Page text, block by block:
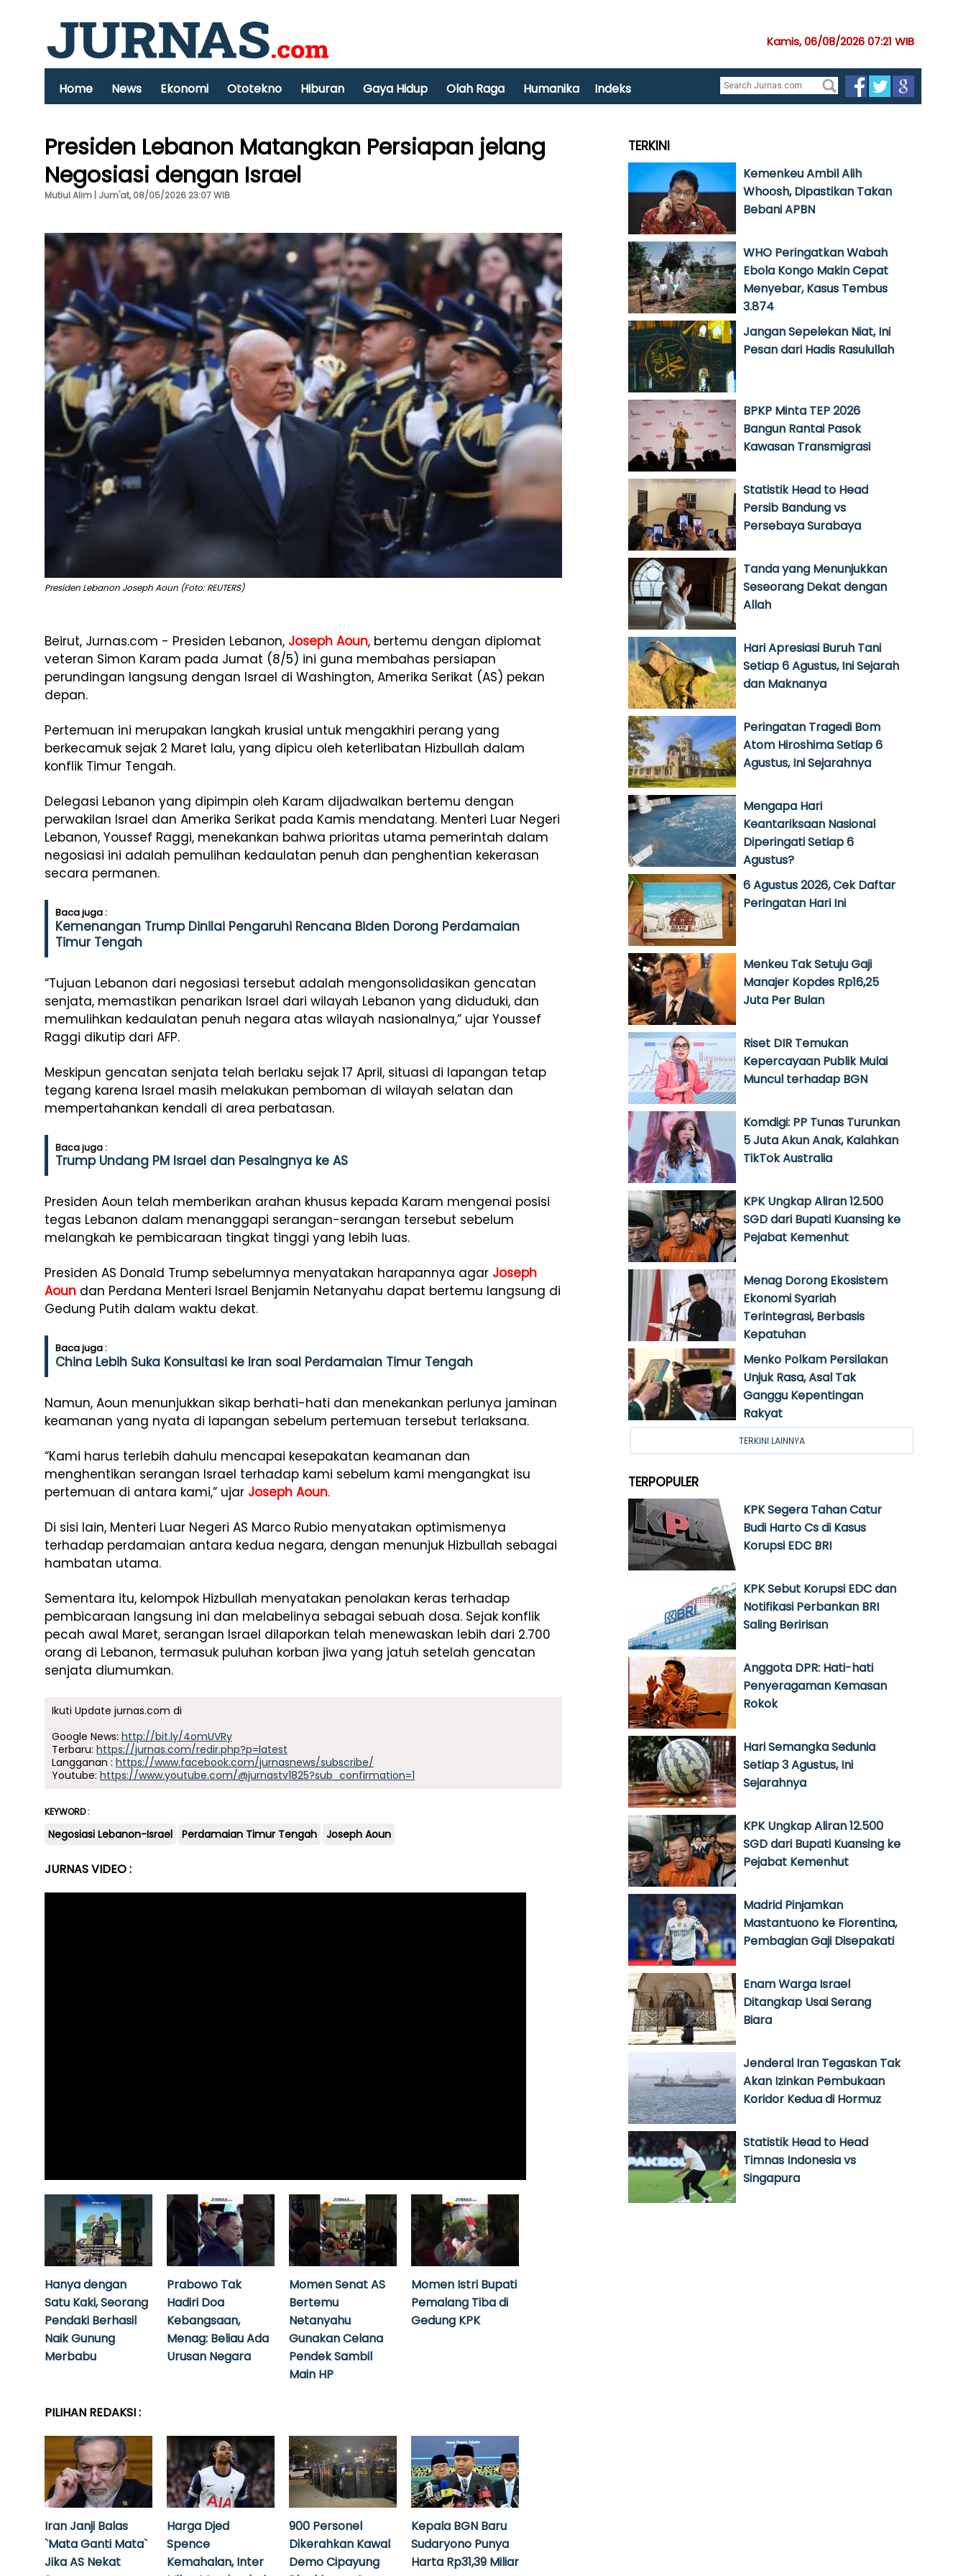
Kamis, 06/08/2026 07:21 WIB
Home News Ekonomi Ototekno Hiburan Gaya Hidup Olah Raga Humanika Indeks
Presiden Lebanon Matangkan Persiapan jelang
Negosiasi dengan Israel
Mutiul Alim | Jum'at, 08/05/2026 23:07 WIB
Presiden Lebanon Joseph Aoun (Foto: REUTERS)
Beirut, Jurnas.com - Presiden Lebanon, Joseph Aoun, bertemu dengan diplomat
veteran Simon Karam pada Jumat (8/5) ini guna membahas persiapan
perundingan langsung dengan Israel di Washington, Amerika Serikat (AS) pekan
depan.
Pertemuan ini merupakan langkah krusial untuk mengakhiri perang yang
berkecamuk sejak 2 Maret lalu, yang dipicu oleh keterlibatan Hizbullah dalam
konflik Timur Tengah.
Delegasi Lebanon yang dipimpin oleh Karam dijadwalkan bertemu dengan
perwakilan Israel dan Amerika Serikat pada Kamis mendatang. Menteri Luar Negeri
Lebanon, Youssef Raggi, menekankan bahwa prioritas utama pemerintah dalam
negosiasi ini adalah pemulihan kedaulatan penuh dan penghentian kekerasan
secara permanen.
Baca juga :
Kemenangan Trump Dinilai Pengaruhi Rencana Biden Dorong Perdamaian
Timur Tengah
“Tujuan Lebanon dari negosiasi tersebut adalah mengonsolidasikan gencatan
senjata, memastikan penarikan Israel dari wilayah Lebanon yang diduduki, dan
memulihkan kedaulatan penuh negara atas wilayah nasionalnya,” ujar Youssef
Raggi dikutip dari AFP.
Meskipun gencatan senjata telah berlaku sejak 17 April, situasi di lapangan tetap
tegang karena Israel masih melakukan pemboman di wilayah selatan dan
mempertahankan kendali di area perbatasan.
Baca juga :
Trump Undang PM Israel dan Pesaingnya ke AS
Presiden Aoun telah memberikan arahan khusus kepada Karam mengenai posisi
tegas Lebanon dalam menanggapi serangan-serangan tersebut sebelum
melangkah ke pembicaraan tingkat tinggi yang lebih luas.
Presiden AS Donald Trump sebelumnya menyatakan harapannya agar Joseph
Aoun dan Perdana Menteri Israel Benjamin Netanyahu dapat bertemu langsung di
Gedung Putih dalam waktu dekat.
Baca juga :
China Lebih Suka Konsultasi ke Iran soal Perdamaian Timur Tengah
Namun, Aoun menunjukkan sikap berhati-hati dan menekankan perlunya jaminan
keamanan yang nyata di lapangan sebelum pertemuan tersebut terlaksana.
“Kami harus terlebih dahulu mencapai kesepakatan keamanan dan
menghentikan serangan Israel terhadap kami sebelum kami mengangkat isu
pertemuan di antara kami,” ujar Joseph Aoun.
Di sisi lain, Menteri Luar Negeri AS Marco Rubio menyatakan optimismenya
terhadap perdamaian antara kedua negara, dengan menunjuk Hizbullah sebagai
hambatan utama.
Sementara itu, kelompok Hizbullah menyatakan penolakan keras terhadap
pembicaraan langsung ini dan melabelinya sebagai sebuah dosa. Sejak konflik
pecah awal Maret, serangan Israel dilaporkan telah menewaskan lebih dari 2.700
orang di Lebanon, termasuk puluhan korban jiwa yang jatuh setelah gencatan
senjata diumumkan.
Ikuti Update jurnas.com di
Google News: http://bit.ly/4omUVRy
Terbaru: https://jurnas.com/redir.php?p=latest
Langganan : https://www.facebook.com/jurnasnews/subscribe/
Youtube: https://www.youtube.com/@jurnastv1825?sub_confirmation=1
KEYWORD :
Negosiasi Lebanon-Israel Perdamaian Timur Tengah Joseph Aoun
JURNAS VIDEO :
Hanya dengan
Satu Kaki, Seorang
Pendaki Berhasil
Naik Gunung
Merbabu
Prabowo Tak
Hadiri Doa
Kebangsaan,
Menag: Beliau Ada
Urusan Negara
Momen Senat AS
Bertemu
Netanyahu
Gunakan Celana
Pendek Sambil
Main HP
Momen Istri Bupati
Pemalang Tiba di
Gedung KPK
PILIHAN REDAKSI :
Iran Janji Balas
`Mata Ganti Mata`
Jika AS Nekat
Harga Djed
Spence
Kemahalan, Inter
900 Personel
Dikerahkan Kawal
Demo Cipayung
Kepala BGN Baru
Sudaryono Punya
Harta Rp31,39 Miliar
TERKINI
Kemenkeu Ambil Alih
Whoosh, Dipastikan Takan
Bebani APBN
WHO Peringatkan Wabah
Ebola Kongo Makin Cepat
Menyebar, Kasus Tembus
3.874
Jangan Sepelekan Niat, Ini
Pesan dari Hadis Rasulullah
BPKP Minta TEP 2026
Bangun Rantai Pasok
Kawasan Transmigrasi
Statistik Head to Head
Persib Bandung vs
Persebaya Surabaya
Tanda yang Menunjukkan
Seseorang Dekat dengan
Allah
Hari Apresiasi Buruh Tani
Setiap 6 Agustus, Ini Sejarah
dan Maknanya
Peringatan Tragedi Bom
Atom Hiroshima Setiap 6
Agustus, Ini Sejarahnya
Mengapa Hari
Keantariksaan Nasional
Diperingati Setiap 6
Agustus?
6 Agustus 2026, Cek Daftar
Peringatan Hari Ini
Menkeu Tak Setuju Gaji
Manajer Kopdes Rp16,25
Juta Per Bulan
Riset DIR Temukan
Kepercayaan Publik Mulai
Muncul terhadap BGN
Komdigi: PP Tunas Turunkan
5 Juta Akun Anak, Kalahkan
TikTok Australia
KPK Ungkap Aliran 12.500
SGD dari Bupati Kuansing ke
Pejabat Kemenhut
Menag Dorong Ekosistem
Ekonomi Syariah
Terintegrasi, Berbasis
Kepatuhan
Menko Polkam Persilakan
Unjuk Rasa, Asal Tak
Ganggu Kepentingan
Rakyat
TERKINI LAINNYA
TERPOPULER
KPK Segera Tahan Catur
Budi Harto Cs di Kasus
Korupsi EDC BRI
KPK Sebut Korupsi EDC dan
Notifikasi Perbankan BRI
Saling Beririsan
Anggota DPR: Hati-hati
Penyeragaman Kemasan
Rokok
Hari Semangka Sedunia
Setiap 3 Agustus, Ini
Sejarahnya
KPK Ungkap Aliran 12.500
SGD dari Bupati Kuansing ke
Pejabat Kemenhut
Madrid Pinjamkan
Mastantuono ke Fiorentina,
Pembagian Gaji Disepakati
Enam Warga Israel
Ditangkap Usai Serang
Biara
Jenderal Iran Tegaskan Tak
Akan Izinkan Pembukaan
Koridor Kedua di Hormuz
Statistik Head to Head
Timnas Indonesia vs
Singapura